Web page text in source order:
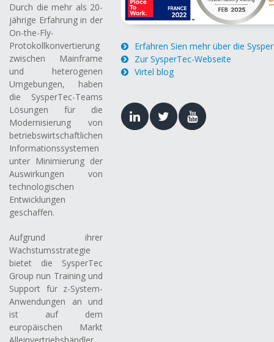
Durch die mehr als 20-
jährige Erfahrung in der
On-the-Fly-
Protokollkonvertierung
zwischen Mainframe
und heterogenen
Umgebungen, haben
die SysperTec-Teams
Lösungen für die
Modernisierung von
betriebswirtschaftlichen
Informationssystemen
unter Minimierung der
Auswirkungen von
technologischen
Entwicklungen
geschaffen.
Aufgrund ihrer
Wachstumsstrategie
bietet die SysperTec
Group nun Training und
Support für z-System-
Anwendungen an und
ist auf dem
europäischen Markt
Erfahren Sien mehr über die
Zur SysperTec-Webseite
Virtel blog